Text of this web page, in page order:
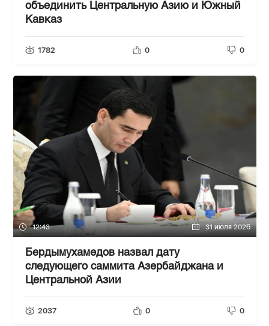
объединить Центральную Азию и Южный
Кавказ
1782 0 0
12:43 31 июля 2026
Бердымухамедов назвал дату
следующего саммита Азербайджана и
Центральной Азии
2037 0 0